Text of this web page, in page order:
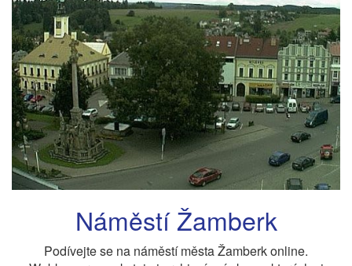
Náměstí Žamberk
Podívejte se na náměstí města Žamberk online.